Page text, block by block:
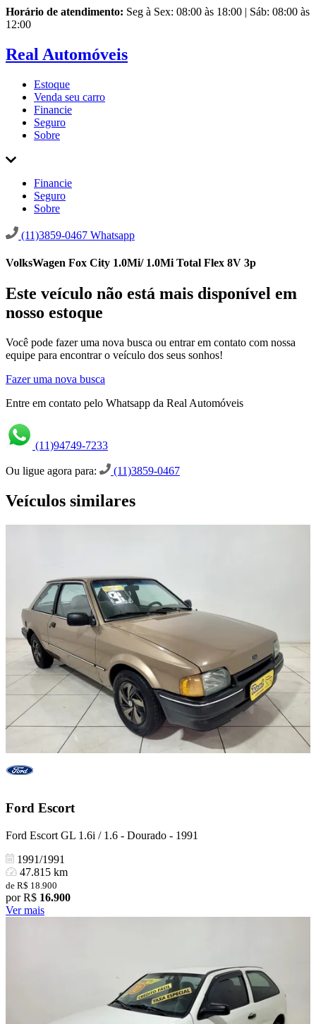
Horário de atendimento: Seg à Sex: 08:00 às 18:00 | Sáb: 08:00 às
12:00
Real Automóveis
Estoque
Venda seu carro
Financie
Seguro
Sobre
Financie
Seguro
Sobre
(11)3859-0467 Whatsapp
VolksWagen Fox City 1.0Mi/ 1.0Mi Total Flex 8V 3p
Este veículo não está mais disponível em
nosso estoque
Você pode fazer uma nova busca ou entrar em contato com nossa
equipe para encontrar o veículo dos seus sonhos!
Fazer uma nova busca
Entre em contato pelo Whatsapp da Real Automóveis
(11)94749-7233
Ou ligue agora para: (11)3859-0467
Veículos similares
Ford Escort
Ford Escort GL 1.6i / 1.6 - Dourado - 1991
1991/1991
47.815 km
de R$ 18.900
por R$ 16.900
Ver mais